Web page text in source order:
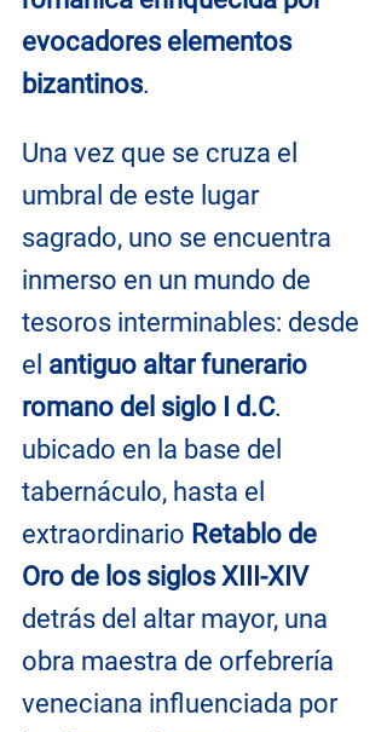
evocadores elementos
bizantinos.
Una vez que se cruza el
umbral de este lugar
sagrado, uno se encuentra
inmerso en un mundo de
tesoros interminables: desde
el antiguo altar funerario
romano del siglo I d.C.
ubicado en la base del
tabernáculo, hasta el
extraordinario Retablo de
Oro de los siglos XIII-XIV
detrás del altar mayor, una
obra maestra de orfebrería
veneciana influenciada por